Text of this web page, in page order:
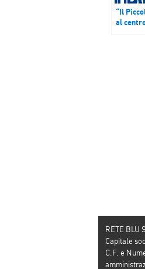
“Il
al
RETE BLU
Capitale
C.F. e